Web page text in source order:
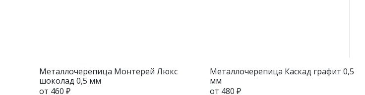
Металлочерепица Монтерей Люкс
шоколад 0,5 мм
от 460 ₽
Металлочерепица Каскад графит 0,5
мм
от 480 ₽